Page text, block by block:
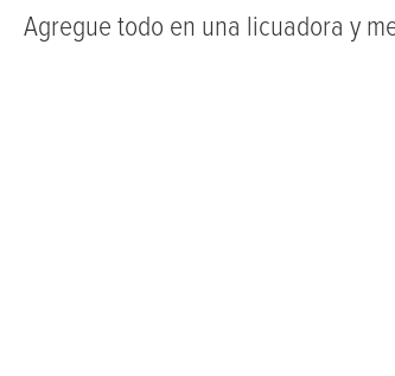
Agregue todo en una licuadora y